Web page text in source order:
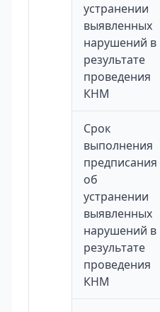
устранении
выявленных
нарушений в
результате
проведения
КНМ
Срок
выполнения
предписания
об
устранении
выявленных
нарушений в
результате
проведения
КНМ